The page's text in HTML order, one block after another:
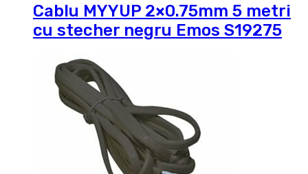
Cablu MYYUP 2×0.75mm 5 metri
cu stecher negru Emos S19275